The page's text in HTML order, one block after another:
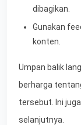
dibagikan.
Gunakan
konten.
Umpan balik
berharga
tersebut. Ini
selanjutnya.